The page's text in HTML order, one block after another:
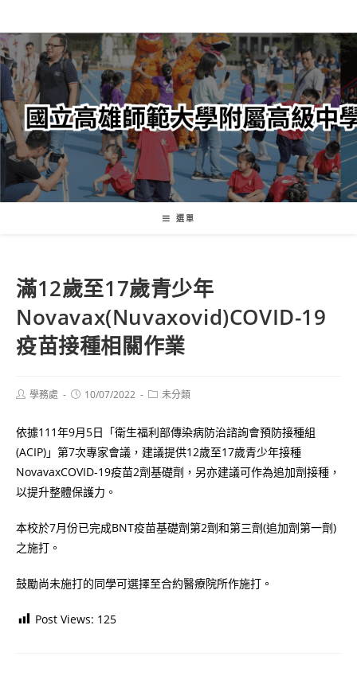
轉
至
主
內
容
選單
滿12歲至17歲青少年
Novavax(Nuvaxovid)COVID-19
疫苗接種相關作業
Post學務處
Post10/07/2022
Post未分類
依據111年9月5日「衛生福利部傳染病防治諮詢會預防接種組
(ACIP)」第7次專家會議，建議提供12歲至17歲青少年接種
NovavaxCOVID-19疫苗2劑基礎劑，另亦建議可作為追加劑接種，
以提升整體保護力。
本校於7月份已完成BNT疫苗基礎劑第2劑和第三劑(追加劑第一劑)
之施打。
鼓勵尚未施打的同學可選擇至合約醫療院所作施打。
Post Views: 125